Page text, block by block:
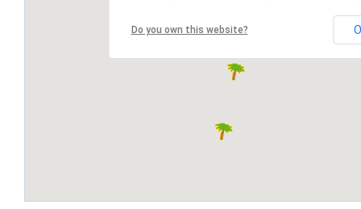
Do you own this website?